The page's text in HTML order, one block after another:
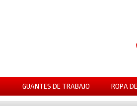
GUANTES DE TRABAJO ROPA